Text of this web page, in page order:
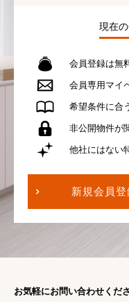
現在
会員登録は無
会員専用 マイ
希望条件に合
非公開物件が
他社にはない
新規会員登
お気軽にお問い合わせくだ